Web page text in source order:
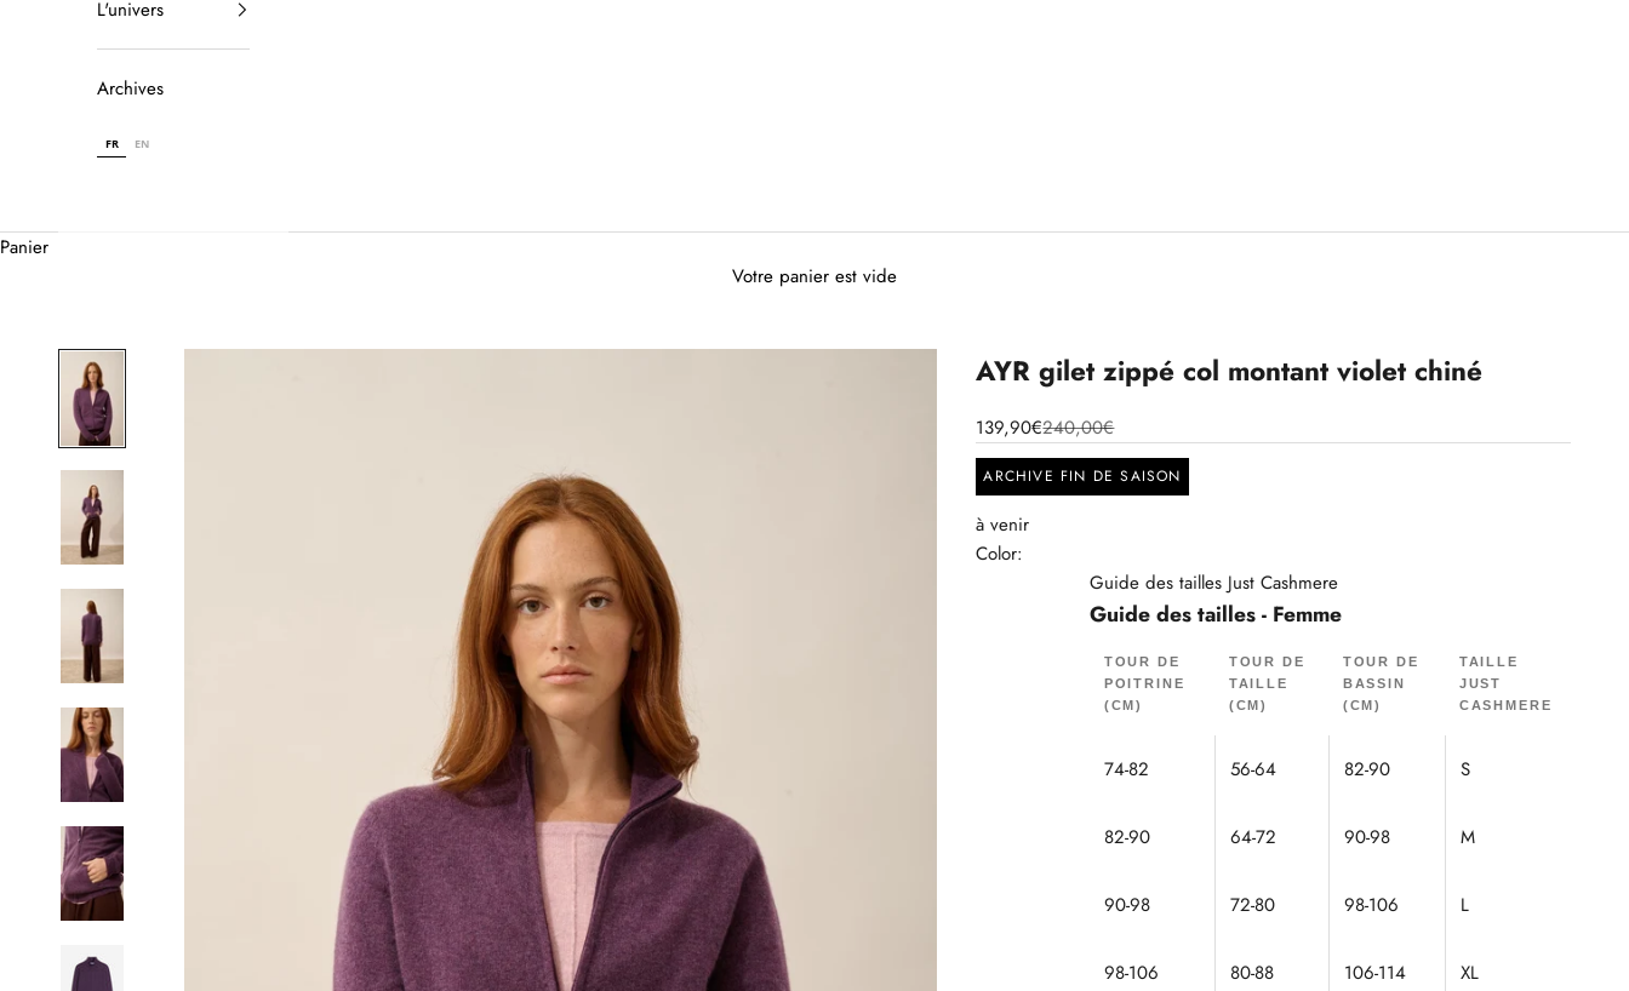
L'univers
Archives
FR EN
Panier
Votre panier est vide
AYR gilet zippé col montant violet chiné
139,90€240,00€
ARCHIVE FIN DE SAISON
à venir
Color:
Guide des tailles Just Cashmere
Guide des tailles - Femme
TOUR DE
POITRINE
(CM)
TOUR DE
TAILLE
(CM)
TOUR DE
BASSIN
(CM)
TAILLE
JUST
CASHMERE
74-82 56-64 82-90 S
82-90 64-72 90-98 M
90-98 72-80 98-106 L
98-106 80-88 106-114 XL